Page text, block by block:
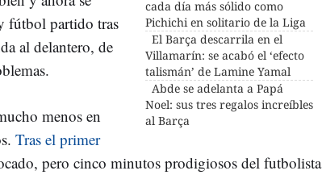
cada día más sólido como
Pichichi en solitario de la Liga
El Barça descarrila en el
Villamarín: se acabó el ‘efecto
talismán’ de Lamine Yamal
Abde se adelanta a Papá
Noel: sus tres regalos increíbles
al Barça
fútbol partido tras
al delantero, de
menos en
Tras el primer
pero cinco minutos prodigiosos del futbolista